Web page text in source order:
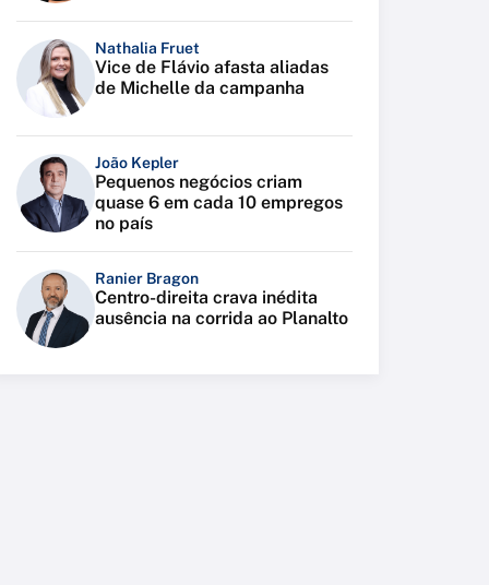
Nathalia Fruet
Vice de Flávio afasta aliadas
de Michelle da campanha
João Kepler
Pequenos negócios criam
quase 6 em cada 10 empregos
no país
Ranier Bragon
Centro-direita crava inédita
ausência na corrida ao Planalto